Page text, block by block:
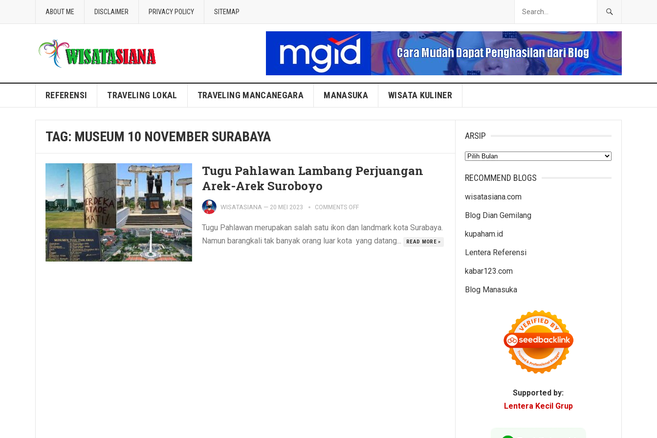
ABOUT ME DISCLAIMER PRIVACY POLICY SITEMAP
Blog WisataSiana
REFERENSI TRAVELING LOKAL TRAVELING MANCANEGARA MANASUKA WISATA KULINER
TAG: MUSEUM 10 NOVEMBER SURABAYA
Tugu Pahlawan Lambang Perjuangan
Arek-Arek Suroboyo
WISATASIANA — 20 MEI 2023 COMMENTS OFF
Tugu Pahlawan merupakan salah satu ikon dan landmark kota Surabaya.
Namun barangkali tak banyak orang luar kota yang datang...
READ MORE »
ARSIP
Arsip
RECOMMEND BLOGS
wisatasiana.com
Blog Dian Gemilang
kupaham.id
Lentera Referensi
kabar123.com
Blog Manasuka
Supported by:
Lentera Kecil Grup